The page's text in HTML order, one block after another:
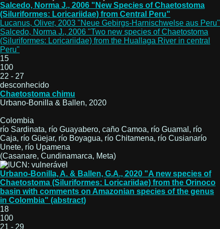
Salcedo, Norma J., 2006 "New Species of Chaetostoma
(Siluriformes: Loricariidae) from Central Peru"
Lucanus, Oliver, 2003 "Neue Gebirgs-Harnischwelse aus Peru"
Salcedo, Norma J., 2006 "Two new species of Chaetostoma
(Siluriformes: Loricariidae) from the Huallaga River in central
Peru"
15
100
22 - 27
desconhecido
Chaetostoma chimu
Urbano-Bonilla & Ballen, 2020
Colombia
río Sardinata, río Guayabero, caño Camoa, río Guamal, río
Caja, río Güejar, río Boyagua, río Chitamena, río Cusianarío
Unete, río Upamena
(Casanare, Cundinamarca, Meta)
Urbano-Bonilla, A. & Ballen, G.A., 2020 "A new species of
Chaetostoma (Siluriformes: Loricariidae) from the Orinoco
basin with comments on Amazonian species of the genus
in Colombia" (abstract)
18
100
21 - 29